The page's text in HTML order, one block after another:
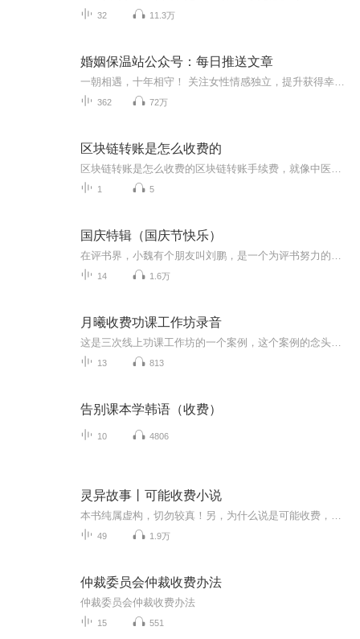
32 11.3万
婚姻保温站公众号：每日推送文章
362 72万
区块链转账是怎么收费的
1 5
国庆特辑（国庆节快乐）
14 1.6万
月曦收费功课工作坊录音
13 813
告别课本学韩语（收费）
10 4806
灵异故事丨可能收费小说
49 1.9万
仲裁委员会仲裁收费办法
仲裁委员会仲裁收费办法
15 551